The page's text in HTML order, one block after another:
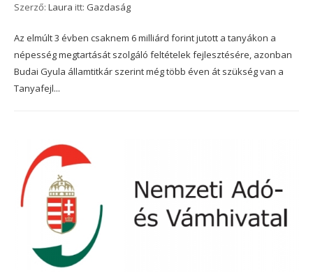
Szerző: Laura itt: Gazdaság
Az elmúlt 3 évben csaknem 6 milliárd forint jutott a tanyákon a
népesség megtartását szolgáló feltételek fejlesztésére, azonban
Budai Gyula államtitkár szerint még több éven át szükség van a
Tanyafejl...